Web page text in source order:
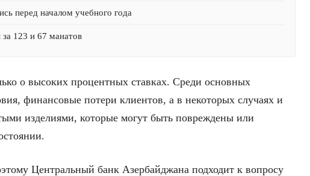
перед началом учебного года
123 и 67 манатов
о высоких процентных ставках. Среди основных
финансовые потери клиентов, а в некоторых случаях и
изделиями, которые могут быть повреждены или
Центральный банк Азербайджана подходит к вопросу